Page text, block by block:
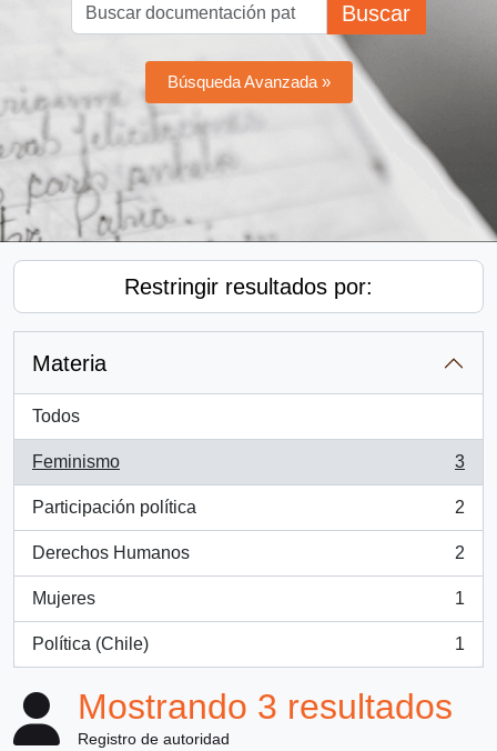
Buscar
Búsqueda Avanzada »
Restringir resultados por:
Materia
Todos
Feminismo
, 3 resultados
3
Participación política
, 2 resultados
2
Derechos Humanos
, 2 resultados
2
Mujeres
, 1 resultados
1
Política (Chile)
, 1 resultados
1
Mostrando 3 resultados
Registro de autoridad